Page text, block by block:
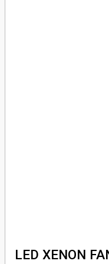
LED XENON